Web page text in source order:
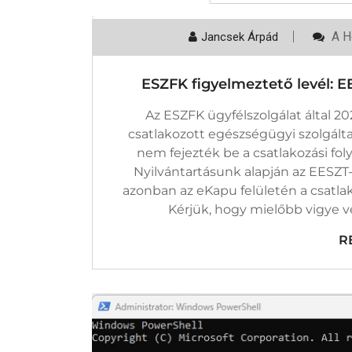
Jancsek Árpád A
ESZFK figyelmeztető levél:
Az ESZFK ügyfélszolgálat által
csatlakozott egészségügyi
nem fejezték be a csatlakozási
Nyilvántartásunk alapján az
azonban az eKapu felületén a
Kérjük, hogy mielőbb vigye